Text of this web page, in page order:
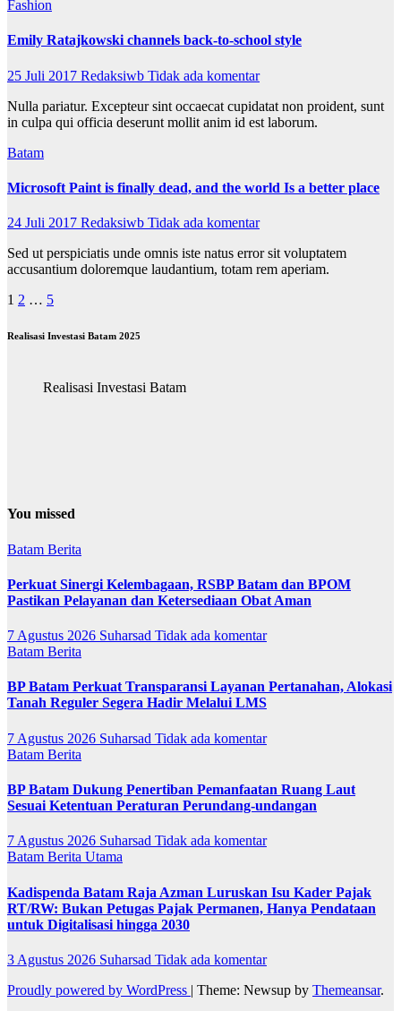
Fashion
Emily Ratajkowski channels back-to-school style
25 Juli 2017 Redaksiwb Tidak ada komentar
Nulla pariatur. Excepteur sint occaecat cupidatat non proident, sunt
in culpa qui officia deserunt mollit anim id est laborum.
Batam
Microsoft Paint is finally dead, and the world Is a better place
24 Juli 2017 Redaksiwb Tidak ada komentar
Sed ut perspiciatis unde omnis iste natus error sit voluptatem
accusantium doloremque laudantium, totam rem aperiam.
Paginasi
pos
1 2 … 5
Realisasi Investasi Batam 2025
Realisasi Investasi Batam
You missed
Batam Berita
Perkuat Sinergi Kelembagaan, RSBP Batam dan BPOM
Pastikan Pelayanan dan Ketersediaan Obat Aman
7 Agustus 2026 Suharsad Tidak ada komentar
Batam Berita
BP Batam Perkuat Transparansi Layanan Pertanahan, Alokasi
Tanah Reguler Segera Hadir Melalui LMS
7 Agustus 2026 Suharsad Tidak ada komentar
Batam Berita
BP Batam Dukung Penertiban Pemanfaatan Ruang Laut
Sesuai Ketentuan Peraturan Perundang-undangan
7 Agustus 2026 Suharsad Tidak ada komentar
Batam Berita Utama
Kadispenda Batam Raja Azman Luruskan Isu Kader Pajak
RT/RW: Bukan Petugas Pajak Permanen, Hanya Pendataan
untuk Digitalisasi hingga 2030
3 Agustus 2026 Suharsad Tidak ada komentar
Proudly powered by WordPress | Theme: Newsup by Themeansar.